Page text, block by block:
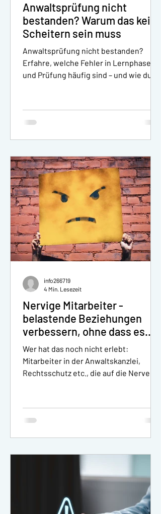
Anwaltsprüfung nicht
bestanden? Warum das kein
Scheitern sein muss
Anwaltsprüfung nicht bestanden?
Erfahre, welche Fehler in Lernphase
und Prüfung häufig sind – und wie du
Nervige Mitarbeiter -
belastende Beziehungen
verbessern, ohne dass es
der andere merkt! -
Personal-Coaching für
Juristen und Anwälte
Wer hat das noch nicht erlebt:
Mitarbeiter in der Anwaltskanzlei,
Rechtsschutz etc., die auf die Nerven
info266719
4 Min. Lesezeit